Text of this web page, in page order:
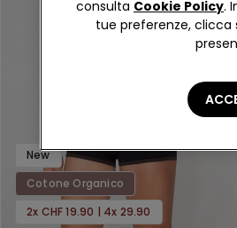
New
Cotone Organico
2x CHF 19.90 | 4x 29.90
consulta Cookie Policy.
tue preferenze, clicca